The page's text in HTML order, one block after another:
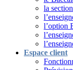
la
l’option
Espace client